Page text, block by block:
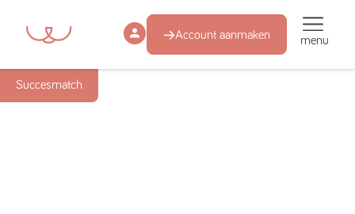
Account aanmaken menu
Succesmatch